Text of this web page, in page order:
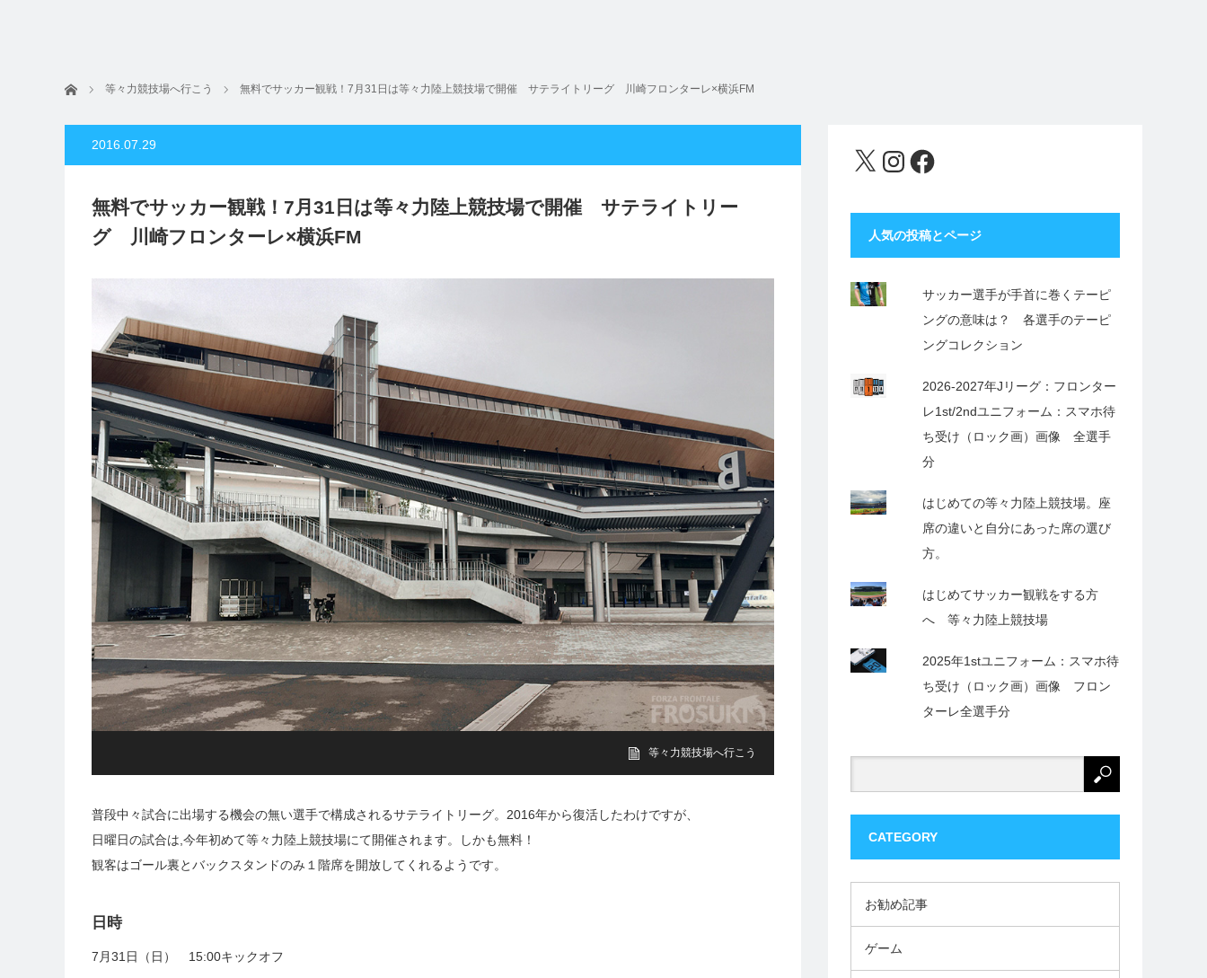
ホーム 等々力競技場へ行こう 無料でサッカー観戦！7月31日は等々力陸上競技場で開催 サテライトリーグ 川崎フロンターレ×横浜FM
2016.07.29
無料でサッカー観戦！7月31日は等々力陸上競技場で開催 サテライトリー
グ 川崎フロンターレ×横浜FM
等々力競技場へ行こう
普段中々試合に出場する機会の無い選手で構成されるサテライトリーグ。2016年から復活したわけですが、
日曜日の試合は,今年初めて等々力陸上競技場にて開催されます。しかも無料！
観客はゴール裏とバックスタンドのみ１階席を開放してくれるようです。
日時
7月31日（日） 15:00キックオフ
X InstagramFacebook
人気の投稿とページ
サッカー選手が手首に巻くテーピ
ングの意味は？ 各選手のテーピ
ングコレクション
2026-2027年Jリーグ：フロンター
レ1st/2ndユニフォーム：スマホ待
ち受け（ロック画）画像 全選手
分
はじめての等々力陸上競技場。座
席の違いと自分にあった席の選び
方。
はじめてサッカー観戦をする方
へ 等々力陸上競技場
2025年1stユニフォーム：スマホ待
ち受け（ロック画）画像 フロン
ターレ全選手分
CATEGORY
お勧め記事
ゲーム